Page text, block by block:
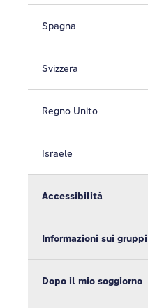
Spagna
Svizzera
Regno Unito
Israele
Accessibilità
Informazioni sui gruppi
Dopo il mio soggiorno